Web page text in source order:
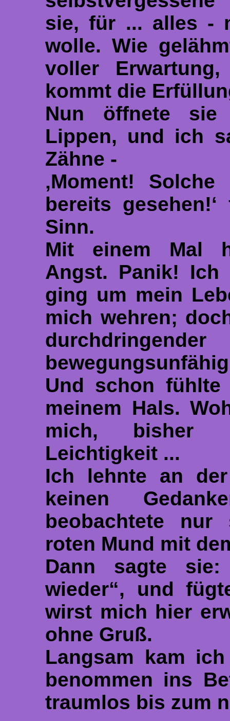
sie, für ... alles -
wolle. Wie
voller
kommt die
Nun öffnete sie
Lippen, und ich
Zähne -
‚Moment!
bereits
Sinn.
Mit einem Mal
Angst. Panik! Ich
ging um mein
mich wehren;
Und schon
meinem Hals.
mich, bisher
Leichtigkeit ...
Ich lehnte an
keinen
beobachtete
roten Mund mit
Dann sagte
wieder“, und
wirst mich hier
ohne Gruß.
Langsam kam
benommen ins
traumlos bis zum